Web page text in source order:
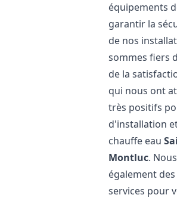
équipements
garantir la
de nos
sommes fiers
de la
qui nous ont
très positifs
d'installation
chauffe eau
Montluc.
également
services pour